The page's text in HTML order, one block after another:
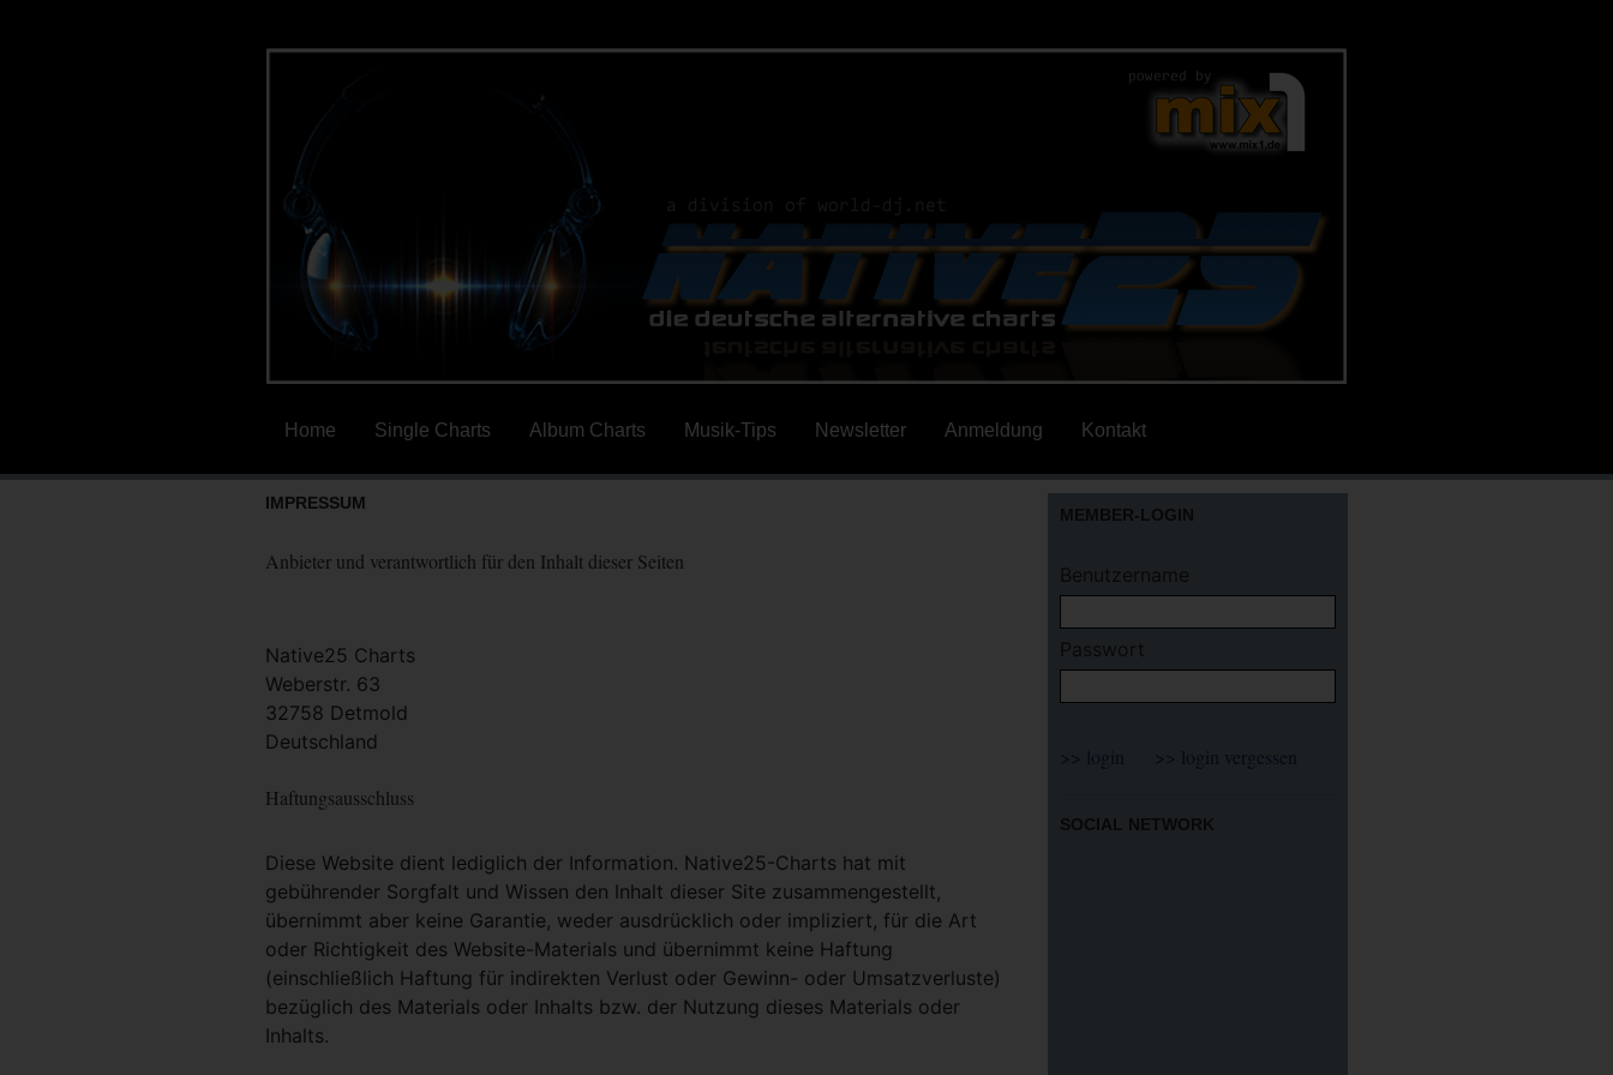
Home Single Charts Album Charts Musik-Tips Newsletter Anmeldung Kontakt
IMPRESSUM
Anbieter und verantwortlich für den Inhalt dieser Seiten
Native25 Charts
Weberstr. 63
32758 Detmold
Deutschland
Haftungsausschluss
Diese Website dient lediglich der Information. Native25-Charts hat mit
gebührender Sorgfalt und Wissen den Inhalt dieser Site zusammengestellt,
übernimmt aber keine Garantie, weder ausdrücklich oder impliziert, für die Art
oder Richtigkeit des Website-Materials und übernimmt keine Haftung
(einschließlich Haftung für indirekten Verlust oder Gewinn- oder Umsatzverluste)
bezüglich des Materials oder Inhalts bzw. der Nutzung dieses Materials oder
Inhalts.
MEMBER-LOGIN
Benutzername
Passwort
SOCIAL NETWORK